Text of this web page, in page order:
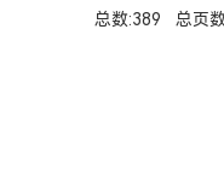
总数:389 总页